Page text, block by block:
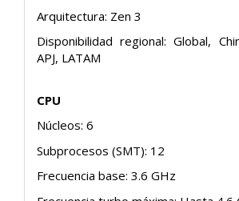
Arquitectura: Zen 3
Disponibilidad regional: Global,
APJ, LATAM
CPU
Núcleos: 6
Subprocesos (SMT): 12
Frecuencia base: 3.6 GHz